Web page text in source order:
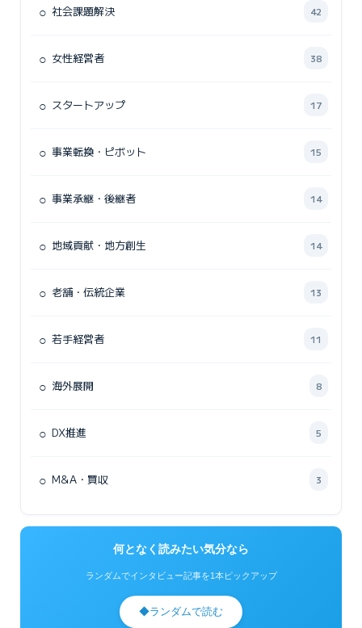
○ 社会課題解決 42
○ 女性経営者 38
○ スタートアップ 17
○ 事業転換・ピボット 15
○ 事業承継・後継者 14
○ 地域貢献・地方創生 14
○ 老舗・伝統企業 13
○ 若手経営者 11
○ 海外展開 8
○ DX推進 5
○ M&A・買収 3
何となく読みたい気分なら
ランダムでインタビュー記事を1本ピックアップ
◆ランダムで読む